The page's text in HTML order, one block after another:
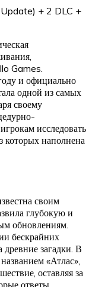
+ 2 DLC +
Games.
и официально
одной из самых
своему
исследовать
которых наполнена
своим
глубокую и
обновлениям.
бескрайних
древние загадки. В
«Атлас»,
оставляя за